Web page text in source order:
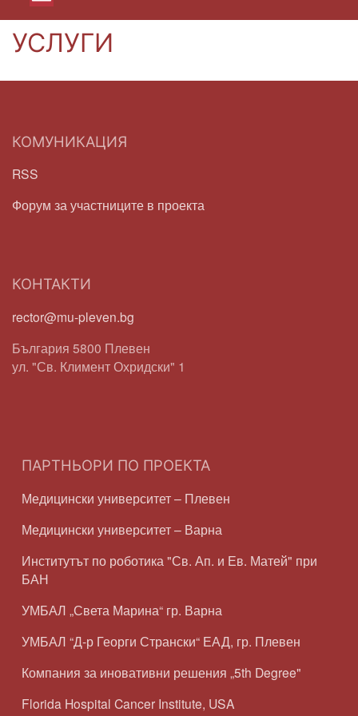
УСЛУГИ
КОМУНИКАЦИЯ
RSS
Форум за участниците в проекта
КОНТАКТИ
rector@mu-pleven.bg
България 5800 Плевен
ул. "Св. Климент Охридски" 1
ПАРТНЬОРИ ПО ПРОЕКТА
Медицински университет – Плевен
Медицински университет – Варна
Институтът по роботика "Св. Ап. и Ев. Матей" при
БАН
УМБАЛ „Света Марина“ гр. Варна
УМБАЛ “Д-р Георги Странски“ ЕАД, гр. Плевен
Компания за иновативни решения „5th Degree"
Florida Hospital Cancer Institute, USA